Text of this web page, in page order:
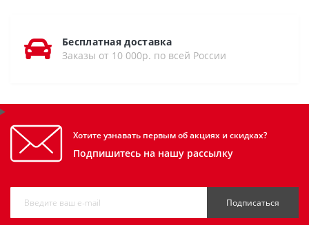
Бесплатная доставка
Заказы от 10 000р. по всей России
Хотите узнавать первым об акциях и скидках?
Подпишитесь на нашу рассылку
Подписаться